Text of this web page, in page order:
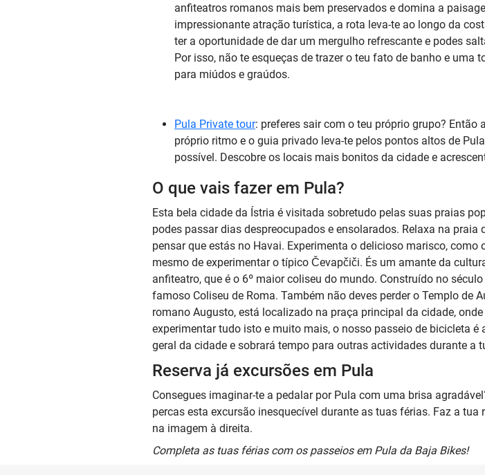
anfiteatros romanos mais bem preservados e domina a
impressionante atração turística, a rota leva-te ao longo da
ter a oportunidade de dar um mergulho refrescante e podes
Por isso, não te esqueças de trazer o teu fato de banho e
para miúdos e graúdos.
Pula Private tour: preferes sair com o teu próprio grupo? Então
próprio ritmo e o guia privado leva-te pelos pontos altos de
possível. Descobre os locais mais bonitos da cidade e
O que vais fazer em Pula?
Esta bela cidade da Ístria é visitada sobretudo pelas suas praias
podes passar dias despreocupados e ensolarados. Relaxa na
pensar que estás no Havai. Experimenta o delicioso marisco,
mesmo de experimentar o típico Čevapčiči. És um amante da
anfiteatro, que é o 6º maior coliseu do mundo. Construído no
famoso Coliseu de Roma. Também não deves perder o Templo de
romano Augusto, está localizado na praça principal da cidade,
experimentar tudo isto e muito mais, o nosso passeio de bicicleta
geral da cidade e sobrará tempo para outras actividades durante a
Reserva já excursões em Pula
Consegues imaginar-te a pedalar por Pula com uma brisa
percas esta excursão inesquecível durante as tuas férias. Faz a
na imagem à direita.
Completa as tuas férias com os passeios em Pula da Baja Bikes!